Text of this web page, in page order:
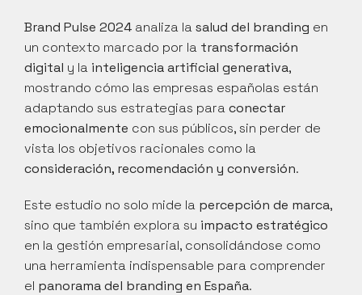
Brand Pulse 2024 analiza la salud del branding en
un contexto marcado por la transformación
digital y la inteligencia artificial generativa,
mostrando cómo las empresas españolas están
adaptando sus estrategias para conectar
emocionalmente con sus públicos, sin perder de
consideración, recomendación y conversión.
Este estudio no solo mide la percepción de marca,
sino que también explora su impacto estratégico
en la gestión empresarial, consolidándose como
una herramienta indispensable para comprender
el panorama del branding en España.